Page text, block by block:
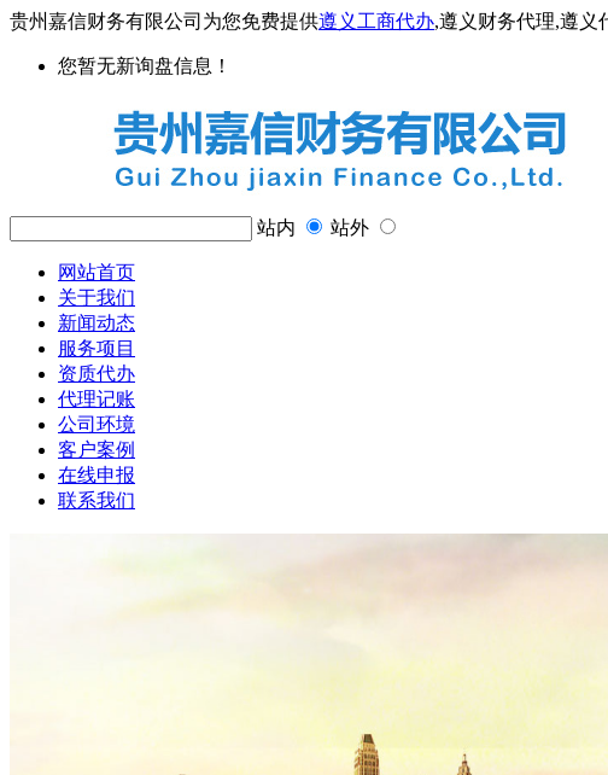
贵州嘉信财务有限公司为您免费提供遵义工商代办,遵义财务代理,遵义
您暂无新询盘信息！
站内 站外
网站首页
关于我们
新闻动态
服务项目
资质代办
代理记账
公司环境
客户案例
在线申报
联系我们